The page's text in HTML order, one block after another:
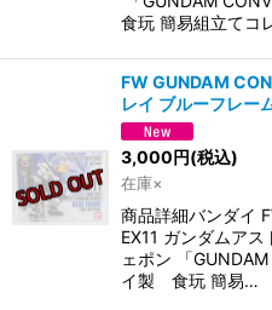
食玩 簡易組立てコ
FW GUNDAM
レイ ブルーフレー
3,000円(税込)
在庫×
商品詳細バンダイ
EX11 ガンダムア
ェポン 「
イ製 食玩 簡易…